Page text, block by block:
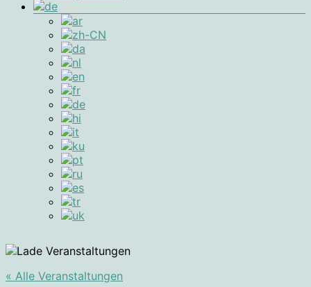
« Alle Veranstaltungen